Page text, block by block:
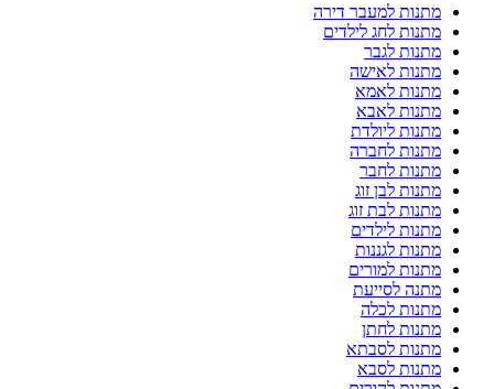
מתנות למעבר דירה
מתנות לחג לילדים
מתנות לגבר
מתנות לאישה
מתנות לאמא
מתנות לאבא
מתנות ליולדת
מתנות לחברה
מתנות לחבר
מתנות לבן זוג
מתנות לבת זוג
מתנות לילדים
מתנות לגננות
מתנות למורים
מתנה לסייעת
מתנות לכלה
מתנות לחתן
מתנות לסבתא
מתנות לסבא